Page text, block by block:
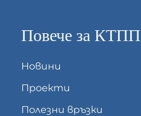
Повече за КТПП
Новини
Проекти
Полезни връзки